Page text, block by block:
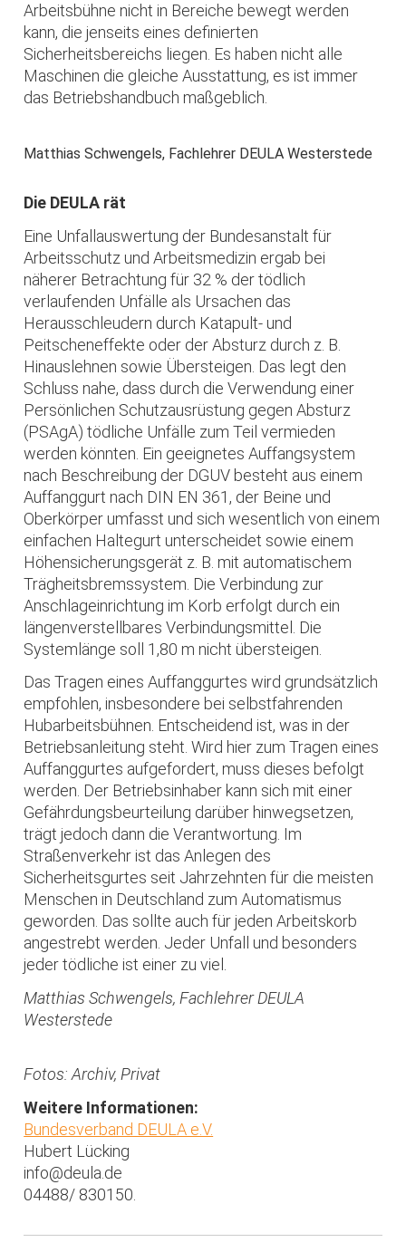
Arbeitsbühne nicht in Bereiche bewegt werden
kann, die jenseits eines definierten
Sicherheitsbereichs liegen. Es haben nicht alle
Maschinen die gleiche Ausstattung, es ist immer
das Betriebshandbuch maßgeblich.
Matthias Schwengels, Fachlehrer DEULA Westerstede
Die DEULA rät
Eine Unfallauswertung der Bundesanstalt für
Arbeitsschutz und Arbeitsmedizin ergab bei
näherer Betrachtung für 32 % der tödlich
verlaufenden Unfälle als Ursachen das
Herausschleudern durch Katapult- und
Peitscheneffekte oder der Absturz durch z. B.
Hinauslehnen sowie Übersteigen. Das legt den
Schluss nahe, dass durch die Verwendung einer
Persönlichen Schutzausrüstung gegen Absturz
(PSAgA) tödliche Unfälle zum Teil vermieden
werden könnten. Ein geeignetes Auffangsystem
nach Beschreibung der DGUV besteht aus einem
Auffanggurt nach DIN EN 361, der Beine und
Oberkörper umfasst und sich wesentlich von einem
einfachen Haltegurt unterscheidet sowie einem
Höhensicherungsgerät z. B. mit automatischem
Trägheitsbremssystem. Die Verbindung zur
Anschlageinrichtung im Korb erfolgt durch ein
längenverstellbares Verbindungsmittel. Die
Systemlänge soll 1,80 m nicht übersteigen.
Das Tragen eines Auffanggurtes wird grundsätzlich
empfohlen, insbesondere bei selbstfahrenden
Hubarbeitsbühnen. Entscheidend ist, was in der
Betriebsanleitung steht. Wird hier zum Tragen eines
Auffanggurtes aufgefordert, muss dieses befolgt
werden. Der Betriebsinhaber kann sich mit einer
Gefährdungsbeurteilung darüber hinwegsetzen,
trägt jedoch dann die Verantwortung. Im
Straßenverkehr ist das Anlegen des
Sicherheitsgurtes seit Jahrzehnten für die meisten
Menschen in Deutschland zum Automatismus
geworden. Das sollte auch für jeden Arbeitskorb
angestrebt werden. Jeder Unfall und besonders
jeder tödliche ist einer zu viel.
Matthias Schwengels, Fachlehrer DEULA
Westerstede
Fotos: Archiv, Privat
Weitere Informationen:
Bundesverband DEULA e.V.
Hubert Lücking
info@deula.de
04488/ 830150.